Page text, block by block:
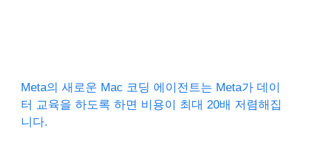
Meta의 새로운 Mac 코딩 에이전트는 Meta가 데이
터 교육을 하도록 하면 비용이 최대 20배 저렴해집
니다.